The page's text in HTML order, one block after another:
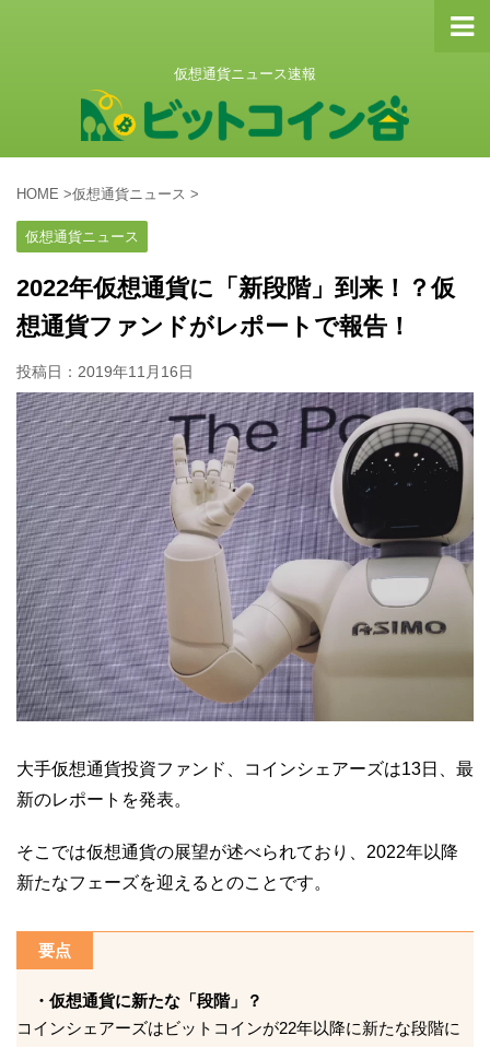
仮想通貨ニュース速報
HOME >仮想通貨ニュース >
仮想通貨ニュース
2022年仮想通貨に「新段階」到来！？仮
想通貨ファンドがレポートで報告！
投稿日： 2019年11月16日
大手仮想通貨投資ファンド、コインシェアーズは13日、最
新のレポートを発表。
そこでは仮想通貨の展望が述べられており、2022年以降
新たなフェーズを迎えるとのことです。
要点
・仮想通貨に新たな「段階」？
コインシェアーズはビットコインが22年以降に新たな段階に